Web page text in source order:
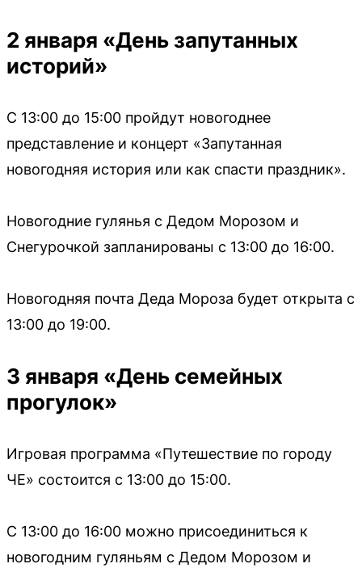
2 января «День запутанных
историй»
С 13:00 до 15:00 пройдут новогоднее
представление и концерт «Запутанная
новогодняя история или как спасти праздник».
Новогодние гулянья с Дедом Морозом и
Снегурочкой запланированы с 13:00 до 16:00.
Новогодняя почта Деда Мороза будет открыта с
13:00 до 19:00.
3 января «День семейных
прогулок»
Игровая программа «Путешествие по городу
ЧЕ» состоится с 13:00 до 15:00.
С 13:00 до 16:00 можно присоединиться к
новогодним гуляньям с Дедом Морозом и